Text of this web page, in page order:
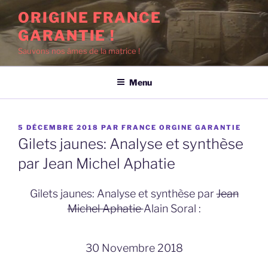
contenu
principal
ORIGINE FRANCE
GARANTIE !
Sauvons nos âmes de la matrice !
Menu
PUBLIÉ
LE
5 DÉCEMBRE 2018 PAR FRANCE ORGINE GARANTIE
Gilets jaunes: Analyse et synthèse
par Jean Michel Aphatie
Gilets jaunes: Analyse et synthèse parJean
Michel AphatieAlain Soral :
30 Novembre 2018